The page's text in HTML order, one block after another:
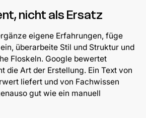
nicht als Ersatz
eigene Erfahrungen, füge
überarbeite Stil und Struktur und
Floskeln. Google bewertet
Art der Erstellung. Ein Text von
liefert und von Fachwissen
gut wie ein manuell